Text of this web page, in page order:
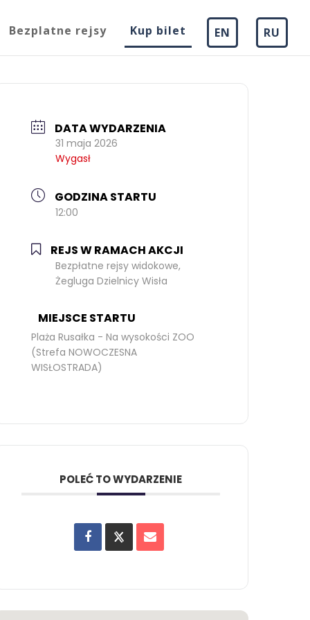
EN RU
Bezplatne rejsy Kup bilet
DATA WYDARZENIA
31 maja 2026
Wygasł
GODZINA STARTU
12:00
REJS W RAMACH AKCJI
Bezpłatne rejsy widokowe,
Żegluga Dzielnicy Wisła
MIEJSCE STARTU
Plaża Rusałka - Na wysokości ZOO
(Strefa NOWOCZESNA
WISŁOSTRADA)
POLEĆ TO WYDARZENIE